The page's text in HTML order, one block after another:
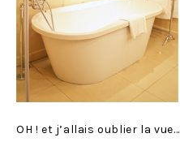
OH ! et j’allais oublier la vue…